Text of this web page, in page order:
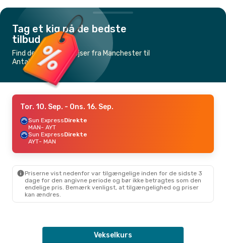
Tag et kig på de bedste
tilbud
Find de billigste flyrejser fra Manchester til
Antalya
Tor. 10. Sep. - Ons. 16. Sep.
Sun ExpressDirekte
MAN- AYT
Sun ExpressDirekte
AYT- MAN
Priserne vist nedenfor var tilgængelige inden for de sidste 3
dage for den angivne periode og bør ikke betragtes som den
endelige pris. Bemærk venligst, at tilgængelighed og priser
kan ændres.
Vekselkurs